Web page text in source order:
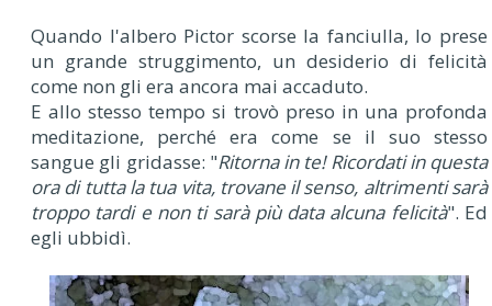
Quando l'albero Pictor scorse la fanciulla, lo prese
un grande struggimento, un desiderio di felicità
come non gli era ancora mai accaduto.
E allo stesso tempo si trovò preso in una profonda
meditazione, perché era come se il suo stesso
sangue gli gridasse: "Ritorna in te! Ricordati in questa
ora di tutta la tua vita, trovane il senso, altrimenti sarà
troppo tardi e non ti sarà più data alcuna felicità". Ed
egli ubbidì.